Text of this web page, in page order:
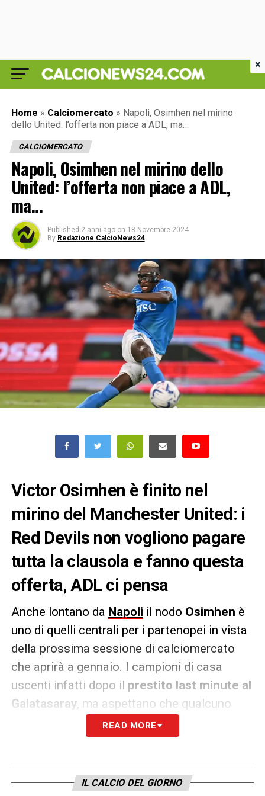
Home » Calciomercato » Napoli, Osimhen nel mirino
dello United: l’offerta non piace a ADL, ma…
CALCIOMERCATO
Napoli, Osimhen nel mirino dello
United: l’offerta non piace a ADL,
ma…
Published 2 anni ago on 18 Novembre 2024
By Redazione CalcioNews24
Victor Osimhen è finito nel
mirino del Manchester United: i
Red Devils non vogliono pagare
tutta la clausola e fanno questa
offerta, ADL ci pensa
Anche lontano da Napoli il nodo Osimhen è
uno di quelli centrali per i partenopei in vista
della prossima sessione di calciomercato
che aprirà a gennaio. I campioni di casa
uscenti infatti dopo il prestito last minute al
Galatasaray, ma aspettano che qualcuno
clausola da 75 milioni, magari già
, nessuno al momento sembra aver
READ MORE
IL CALCIO DEL GIORNO
×